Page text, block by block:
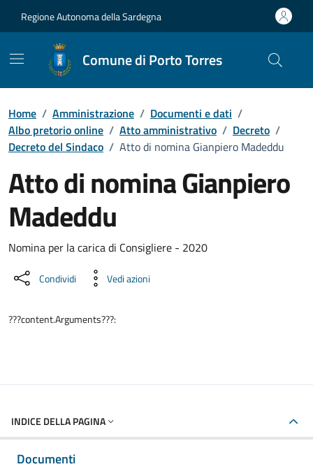
Regione Autonoma della Sardegna
Comune di Porto Torres
Home / Amministrazione / Documenti e dati /
Albo pretorio online / Atto amministrativo / Decreto /
Decreto del Sindaco / Atto di nomina Gianpiero Madeddu
Atto di nomina Gianpiero
Madeddu
Dettaglio del documento
Nomina per la carica di Consigliere - 2020
Condividi Vedi azioni
???content.Arguments???:
INDICE DELLA PAGINA
Documenti